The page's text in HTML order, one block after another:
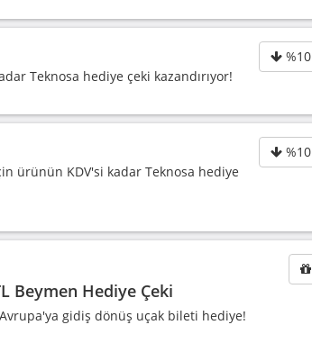
%10
Teknosa hediye çeki kazandırıyor!
%10
ürünün KDV'si kadar Teknosa hediye
Beymen Hediye Çeki
gidiş dönüş uçak bileti hediye!